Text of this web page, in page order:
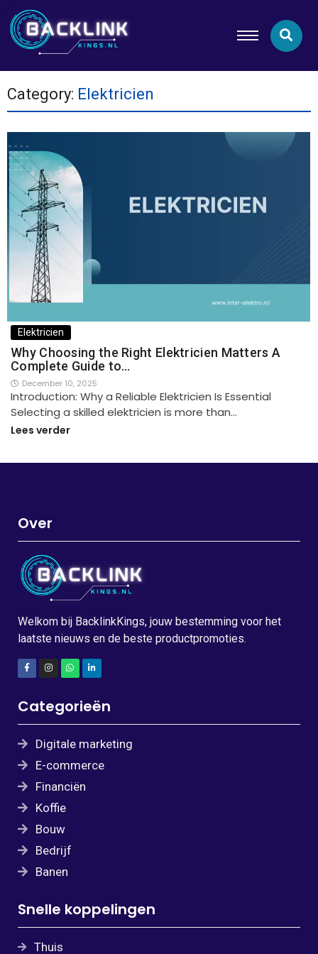
Category: Elektricien
Elektricien
Why Choosing the Right Elektricien Matters A
Complete Guide to…
December 10, 2025
Introduction: Why a Reliable Elektricien Is Essential
Selecting a skilled elektricien is more than…
Lees verder
Over
Welkom bij BacklinkKings, jouw bestemming voor het
laatste nieuws en de beste productpromoties.
Categorieën
Digitale marketing
E-commerce
Financiën
Koffie
Bouw
Bedrijf
Banen
Snelle koppelingen
Thuis